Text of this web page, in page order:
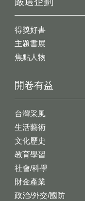
開卷有益
台灣采風
生活藝術
文化歷史
教育學習
社會/科學
財金產業
政治/外交/國防
得獎好書
主題書展
焦點人物